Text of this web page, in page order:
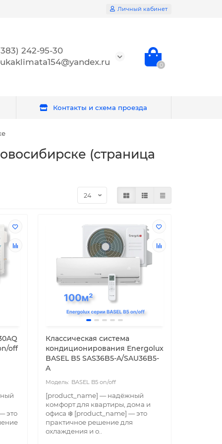
Личный кабинет
242-95-30
0
Контакты и схема проезда
(страница
off
это
Классическая система
кондиционирования Energolux
BASEL B5 SAS36B5-A/SAU36B5-
A
BASEL B5 on/off
[product_name] — надёжный
комфорт для квартиры, дома и
офиса ❄️ [product_name] — это
практичное решение для
охлаждения и о..